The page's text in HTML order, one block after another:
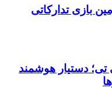
بازی تدارکاتی
دستیار هوشمند